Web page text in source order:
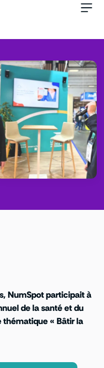
NumSpot participait à
de la santé et du
« Bâtir la